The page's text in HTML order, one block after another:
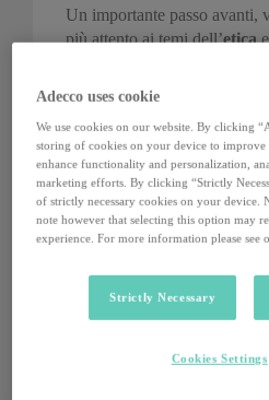
Un importante passo avanti,
più attento ai temi dell’etica
formale a favore di persone,
continuare a lavorare sulla
persona rispetto al ruolo
ambito, attraverso la
orientare i giovani verso il
permettendo loro di investire
personale dei loro
Non solo. Sempre di più
ridurre il mismatch delle
Adecco uses cookie
We use cookies on our website. By clicking
storing of cookies on your device to improve
enhance functionality and personalization,
marketing efforts. By clicking “Strictly
of strictly necessary cookies on your device.
note however that selecting this option may
experience. For more information please see
Strictly Necessary
Cookies Settings